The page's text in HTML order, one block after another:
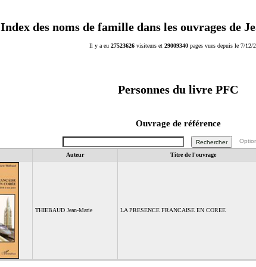
Index des noms de famille dans les ouvrages de
Il y a eu 27523626 visiteurs et 29009340 pages vues depuis le 7/12/
Personnes du livre PFC
Ouvrage de référence
Auteur Titre de l'ouvrage
THIEBAUD Jean-Marie LA PRESENCE FRANCAISE EN COREE